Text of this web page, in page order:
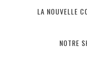
LA NOUVELLE
NOTRE